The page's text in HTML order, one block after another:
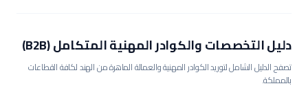
دليل التخصصات والكوادر المهنية المتكامل (B2B)
تصفح الدليل الشامل لتوريد الكوادر المهنية والعمالة الماهرة من الهند لكافة القطاعات
بالمملكة.